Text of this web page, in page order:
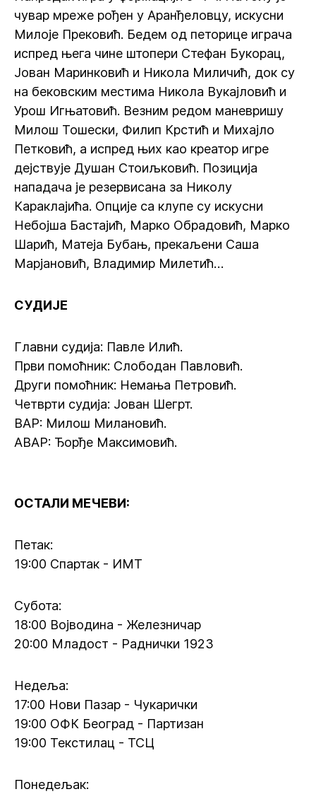
чувар мреже рођен у Аранђеловцу, искусни
Милоје Прековић. Бедем од петорице играча
испред њега чине штопери Стефан Букорац,
Јован Маринковић и Никола Миличић, док су
на бековским местима Никола Вукајловић и
Урош Игњатовић. Везним редом маневришу
Милош Тошески, Филип Крстић и Михајло
Петковић, а испред њих као креатор игре
дејствује Душан Стоиљковић. Позиција
нападача је резервисана за Николу
Караклајића. Опције са клупе су искусни
Небојша Бастајић, Марко Обрадовић, Марко
Шарић, Матеја Бубањ, прекаљени Саша
Марјановић, Владимир Милетић…
СУДИЈЕ
Главни судија: Павле Илић.
Први помоћник: Слободан Павловић.
Други помоћник: Немања Петровић.
Четврти судија: Јован Шегрт.
ВАР: Милош Милановић.
АВАР: Ђорђе Максимовић.
ОСТАЛИ МЕЧЕВИ:
Петак:
19:00 Спартак - ИМТ
Субота:
18:00 Војводина - Железничар
20:00 Младост - Раднички 1923
Недеља:
17:00 Нови Пазар - Чукарички
19:00 ОФК Београд - Партизан
19:00 Текстилац - ТСЦ
Понедељак: